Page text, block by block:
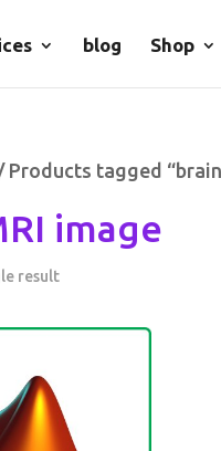
blog Shop
Products tagged
image
result